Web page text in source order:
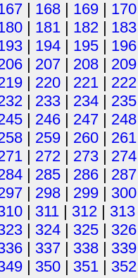
| 168 | 169 | 170
| 181 | 182 | 183
| 194 | 195 | 196
| 207 | 208 | 209
| 220 | 221 | 222
| 233 | 234 | 235
| 246 | 247 | 248
| 259 | 260 | 261
| 272 | 273 | 274
| 285 | 286 | 287
| 298 | 299 | 300
| 311 | 312 | 313
| 324 | 325 | 326
| 337 | 338 | 339
| 350 | 351 | 352